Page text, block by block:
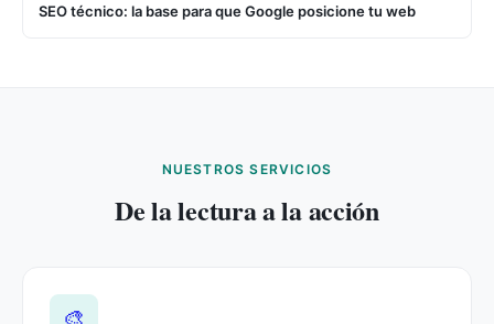
SEO técnico: la base para que Google posicione tu web
NUESTROS SERVICIOS
De la lectura a la acción
🎨